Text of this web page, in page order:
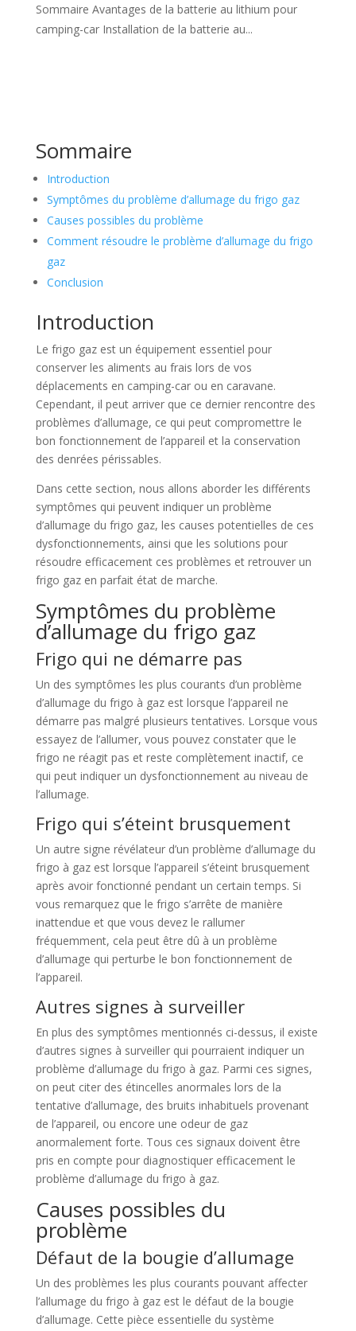
Sommaire Avantages de la batterie au lithium pour
camping-car Installation de la batterie au...
Sommaire
Introduction
Symptômes du problème d’allumage du frigo gaz
Causes possibles du problème
Comment résoudre le problème d’allumage du frigo
gaz
Conclusion
Introduction
Le frigo gaz est un équipement essentiel pour
conserver les aliments au frais lors de vos
déplacements en camping-car ou en caravane.
Cependant, il peut arriver que ce dernier rencontre des
problèmes d’allumage, ce qui peut compromettre le
bon fonctionnement de l’appareil et la conservation
des denrées périssables.
Dans cette section, nous allons aborder les différents
symptômes qui peuvent indiquer un problème
d’allumage du frigo gaz, les causes potentielles de ces
dysfonctionnements, ainsi que les solutions pour
résoudre efficacement ces problèmes et retrouver un
frigo gaz en parfait état de marche.
Symptômes du problème
d’allumage du frigo gaz
Frigo qui ne démarre pas
Un des symptômes les plus courants d’un problème
d’allumage du frigo à gaz est lorsque l’appareil ne
démarre pas malgré plusieurs tentatives. Lorsque vous
essayez de l’allumer, vous pouvez constater que le
frigo ne réagit pas et reste complètement inactif, ce
qui peut indiquer un dysfonctionnement au niveau de
l’allumage.
Frigo qui s’éteint brusquement
Un autre signe révélateur d’un problème d’allumage du
frigo à gaz est lorsque l’appareil s’éteint brusquement
après avoir fonctionné pendant un certain temps. Si
vous remarquez que le frigo s’arrête de manière
inattendue et que vous devez le rallumer
fréquemment, cela peut être dû à un problème
d’allumage qui perturbe le bon fonctionnement de
l’appareil.
Autres signes à surveiller
En plus des symptômes mentionnés ci-dessus, il existe
d’autres signes à surveiller qui pourraient indiquer un
problème d’allumage du frigo à gaz. Parmi ces signes,
on peut citer des étincelles anormales lors de la
tentative d’allumage, des bruits inhabituels provenant
de l’appareil, ou encore une odeur de gaz
anormalement forte. Tous ces signaux doivent être
pris en compte pour diagnostiquer efficacement le
problème d’allumage du frigo à gaz.
Causes possibles du
problème
Défaut de la bougie d’allumage
Un des problèmes les plus courants pouvant affecter
l’allumage du frigo à gaz est le défaut de la bougie
d’allumage. Cette pièce essentielle du système